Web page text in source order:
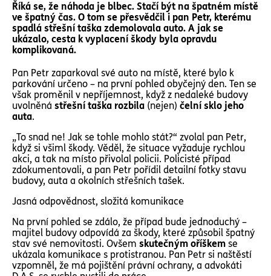
Říká se, že náhoda je blbec. Stačí být na špatném místě
ve špatný čas. O tom se přesvědčil i pan Petr, kterému
spadlá střešní taška zdemolovala auto. A jak se
ukázalo, cesta k vyplacení škody byla opravdu
komplikovaná.
Pan Petr zaparkoval své auto na místě, které bylo k
parkování určeno – na první pohled obyčejný den. Ten se
však proměnil v nepříjemnost, když z nedaleké budovy
uvolněná střešní taška rozbila (nejen) čelní sklo jeho
auta.
„To snad ne! Jak se tohle mohlo stát?“ zvolal pan Petr,
když si všiml škody. Věděl, že situace vyžaduje rychlou
akci, a tak na místo přivolal policii. Policisté případ
zdokumentovali, a pan Petr pořídil detailní fotky stavu
budovy, auta a okolních střešních tašek.
Jasná odpovědnost, složitá komunikace
Na první pohled se zdálo, že případ bude jednoduchý –
majitel budovy odpovídá za škody, které způsobil špatný
stav své nemovitosti. Ovšem skutečným oříškem se
ukázala komunikace s protistranou. Pan Petr si naštěstí
vzpomněl, že má pojištění právní ochrany, a advokáti